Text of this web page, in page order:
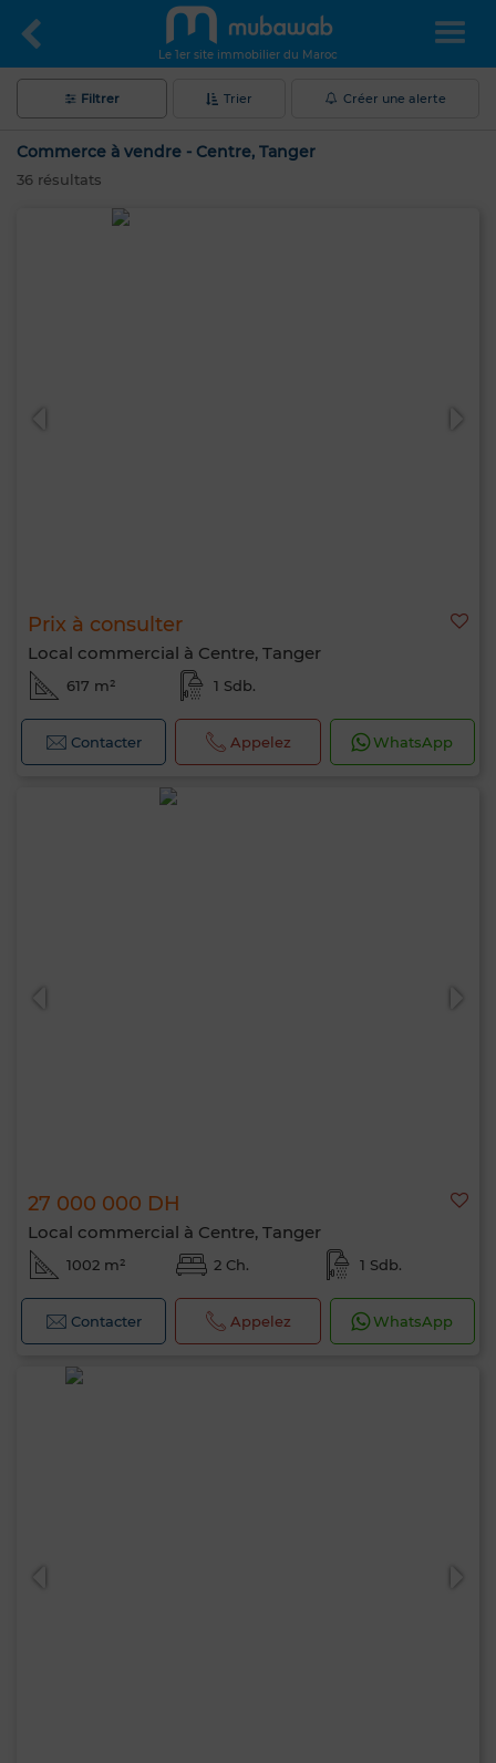
Le 1er site immobilier du Maroc
Filtrer Trier Créer une alerte
Commerce à vendre - Centre, Tanger
36 résultats
Prix à consulter
Local commercial à Centre, Tanger
617 m² 1 Sdb.
Contacter Appelez WhatsApp
27 000 000 DH
Local commercial à Centre, Tanger
1002 m² 2 Ch. 1 Sdb.
Contacter Appelez WhatsApp